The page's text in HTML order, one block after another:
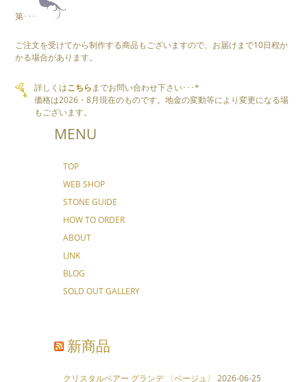
第･･･
ご注文を受けてから制作する商品もございますので、お届けまで10日程か
かる場合があります。
詳しくはこちらまでお問い合わせ下さい･･･*
価格は2026・8月現在のものです。地金の変動等により変更になる場
もございます。
MENU
TOP
WEB SHOP
STONE GUIDE
HOW TO ORDER
ABOUT
LINK
BLOG
SOLD OUT GALLERY
新商品
クリスタルベアー グランデ 〈ベージュ〉
2026-06-25